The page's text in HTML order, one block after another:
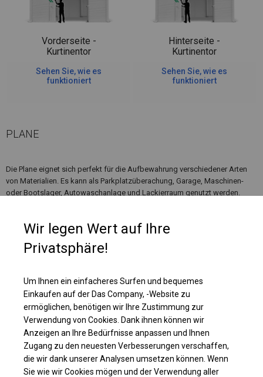
Vorderseite -
Kurtinentor
Sehen Sie, wie es
funktioniert
Hinterseite -
Kurtinentor
Sehen Sie, wie es
funktioniert
PLANE
Die Plane eignet sich perfekt für die Aufbewahrung verschiedener Arten
von Materialien. Es kann als Parkplatzüberachung, Garage, Maschinen-
oder Bootslager, Autowaschanlage und Lackierraum genutzt werden.
Lagerzelt nachzudenken, in dem Sie Ihre Materialien sicher aufbewahren
Einzelheiten ansehen
KONSTRUKTION
Wir legen Wert auf Ihre
Privatsphäre!
Um Ihnen ein einfacheres Surfen und bequemes
Einkaufen auf der Das Company, -Website zu
ermöglichen, benötigen wir Ihre Zustimmung zur
Verwendung von Cookies. Dank ihnen können wir
Anzeigen an Ihre Bedürfnisse anpassen und Ihnen
Zugang zu den neuesten Verbesserungen verschaffen,
die wir dank unserer Analysen umsetzen können. Wenn
Sie wie wir Cookies mögen und der Verwendung aller